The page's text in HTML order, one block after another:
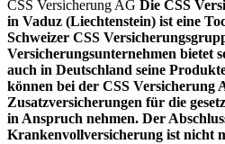
CSS Versicherung AG Die CSS
in Vaduz (Liechtenstein) ist eine
Schweizer CSS
Versicherungsunternehmen bietet
auch in Deutschland seine
können bei der CSS Versicherung
Zusatzversicherungen für die
in Anspruch nehmen. Der
Krankenvollversicherung ist nicht